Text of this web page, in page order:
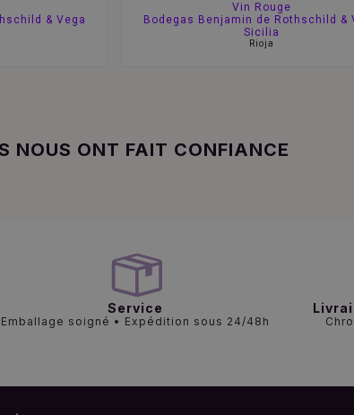
& Vega
Vin Rouge
Bodegas Benjamin de Rothschild &
Sicilia
Rioja
NOUS ONT FAIT CONFIANCE
Service
Emballage soigné • Expédition sous 24/48h